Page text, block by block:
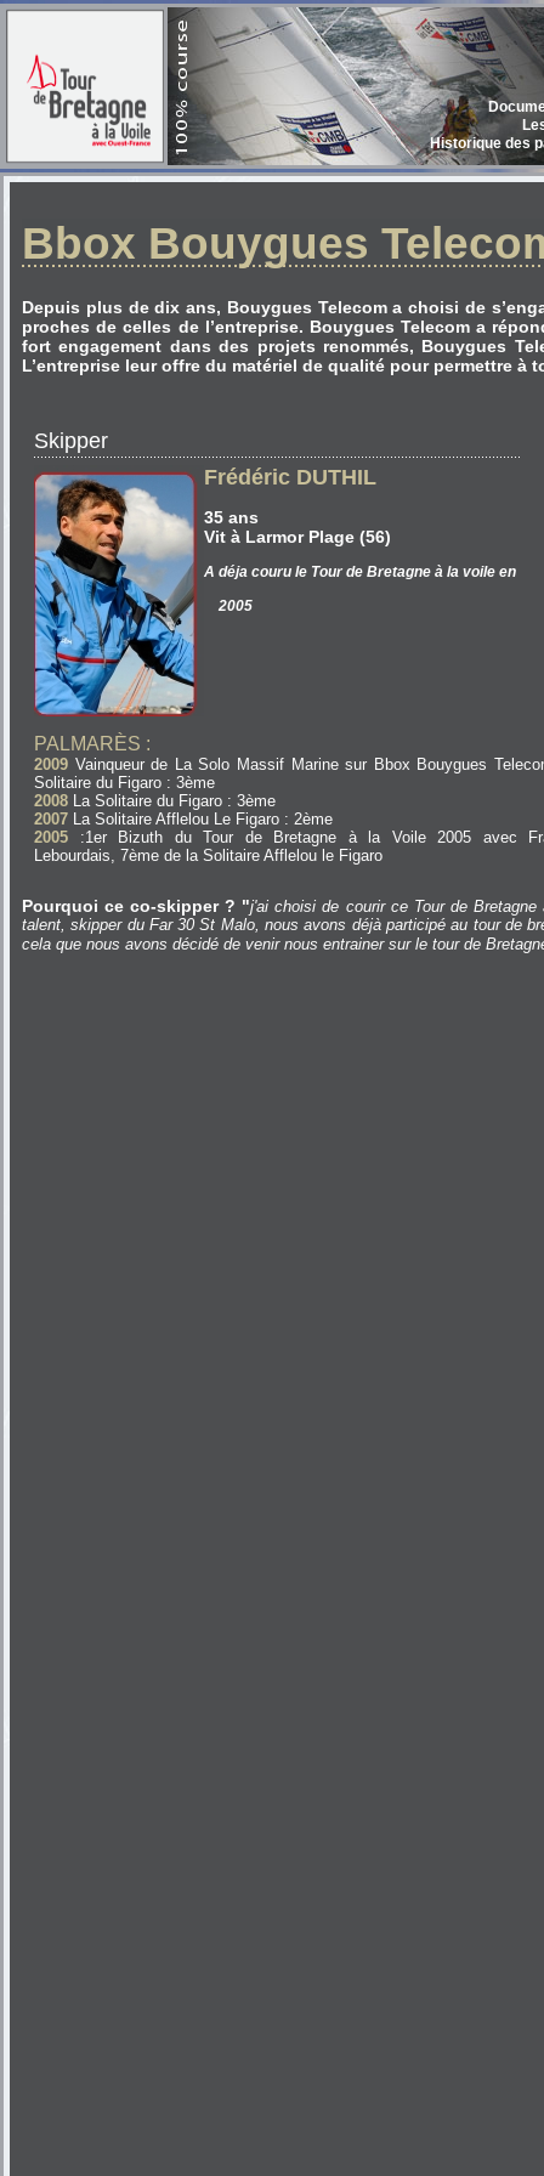
Historique des
Bbox Bouygues
Depuis plus de dix ans, Bouygues Telecom a choisi de
proches de celles de l’entreprise. Bouygues Telecom a
fort engagement dans des projets renommés, Bouygues
L’entreprise leur offre du matériel de qualité pour permettre
Skipper
Frédéric DUTHIL
35 ans
Vit à Larmor Plage (56)
A déja couru le Tour de Bretagne à la voile en
2005
PALMARÈS :
2009 Vainqueur de La Solo Massif Marine sur Bbox Bouygues
Solitaire du Figaro : 3ème
2008 La Solitaire du Figaro : 3ème
2007 La Solitaire Afflelou Le Figaro : 2ème
2005 :1er Bizuth du Tour de Bretagne à la Voile 2005 avec
Lebourdais, 7ème de la Solitaire Afflelou le Figaro
Pourquoi ce co-skipper ? "j'ai choisi de courir ce Tour de
talent, skipper du Far 30 St Malo, nous avons déjà participé au tour de
cela que nous avons décidé de venir nous entrainer sur le tour de